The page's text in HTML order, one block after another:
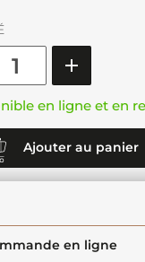
en ligne et en
Ajouter au panier
en ligne